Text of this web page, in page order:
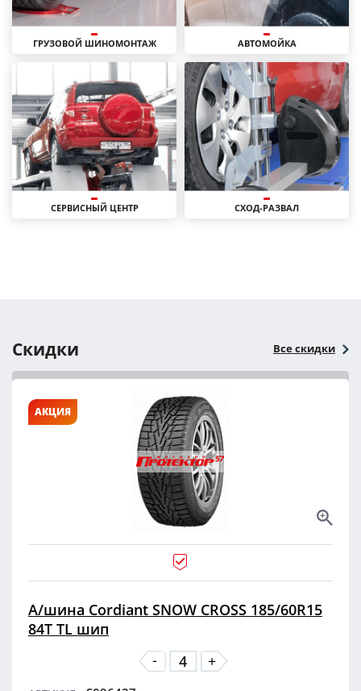
ГРУЗОВОЙ ШИНОМОНТАЖ АВТОМОЙКА
СЕРВИСНЫЙ ЦЕНТР СХОД-РАЗВАЛ
Скидки Все скидки
АКЦИЯ
А/шина Cordiant SNOW CROSS 185/60R15
84T TL шип
-
+